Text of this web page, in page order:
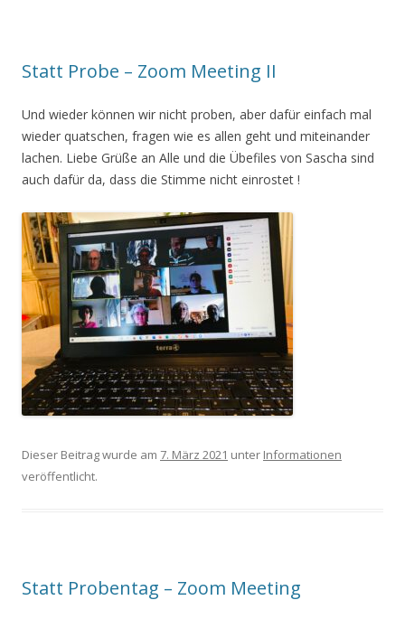
Statt Probe – Zoom Meeting II
Und wieder können wir nicht proben, aber dafür einfach mal
wieder quatschen, fragen wie es allen geht und miteinander
lachen. Liebe Grüße an Alle und die Übefiles von Sascha sind
auch dafür da, dass die Stimme nicht einrostet !
Dieser Beitrag wurde am 7. März 2021 unter Informationen
veröffentlicht.
Statt Probentag – Zoom Meeting